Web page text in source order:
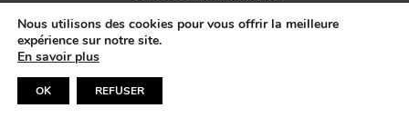
Newsletter
Mentions légales
Nous utilisons des cookies pour vous offrir la meilleure
expérience sur notre site.
En savoir plus
OK REFUSER